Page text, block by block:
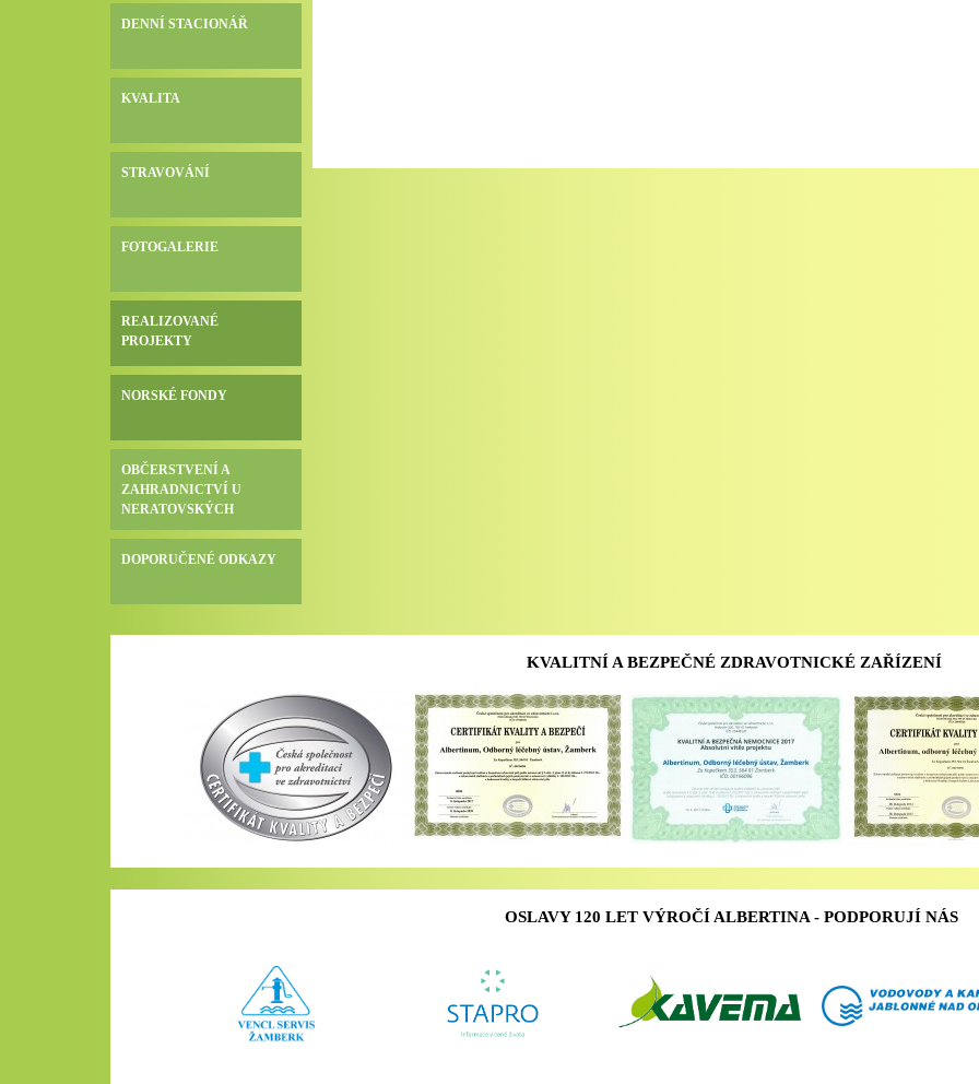
DENNÍ STACIONÁŘ
KVALITA
STRAVOVÁNÍ
FOTOGALERIE
REALIZOVANÉ
PROJEKTY
NORSKÉ FONDY
OBČERSTVENÍ A
ZAHRADNICTVÍ U
NERATOVSKÝCH
DOPORUČENÉ ODKAZY
KVALITNÍ A BEZPEČNÉ ZDRAVOTNICKÉ ZAŘÍZENÍ
OSLAVY 120 LET VÝROČÍ ALBERTINA - PODPORUJÍ NÁS